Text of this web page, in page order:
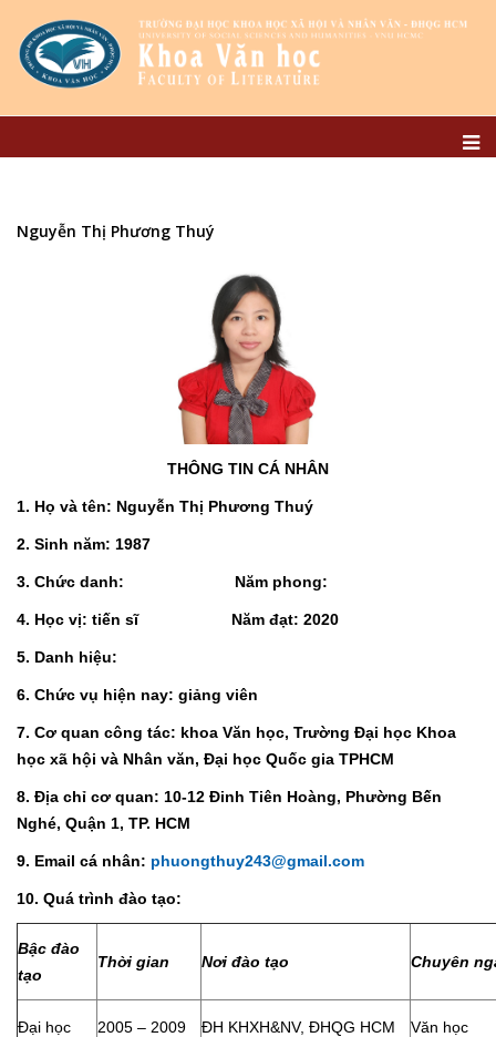
Nguyễn Thị Phương Thuý
THÔNG TIN CÁ NHÂN
1. Họ và tên: Nguyễn Thị Phương Thuý
2. Sinh năm: 1987
3. Chức danh: Năm phong:
4. Học vị: tiến sĩ Năm đạt: 2020
5. Danh hiệu:
6. Chức vụ hiện nay: giảng viên
7. Cơ quan công tác: khoa Văn học, Trường Đại học Khoa
học xã hội và Nhân văn, Đại học Quốc gia TPHCM
8. Địa chỉ cơ quan: 10-12 Đinh Tiên Hoàng, Phường Bến
Nghé, Quận 1, TP. HCM
9. Email cá nhân: phuongthuy243@gmail.com
10. Quá trình đào tạo:
Bậc đào
tạo
Thời gian Nơi đào tạo Chuyên
Đại học 2005 – 2009 ĐH KHXH&NV, ĐHQG HCM Văn học